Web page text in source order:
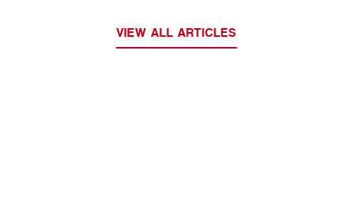
VIEW ALL ARTICLES